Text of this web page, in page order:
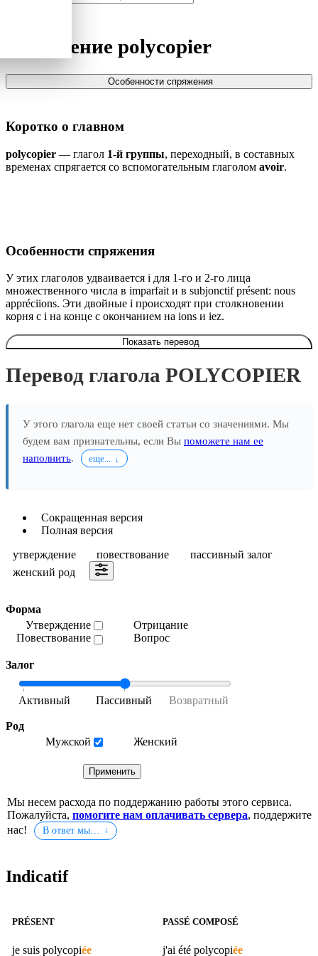
Спряжение polycopier
Особенности спряжения
Коротко о главном
polycopier — глагол 1-й группы, переходный, в составных
временах спрягается со вспомогательным глаголом avoir.
Особенности спряжения
У этих глаголов удваивается i для 1-го и 2-го лица
множественного числа в imparfait и в subjonctif présent: nous
appréciions. Эти двойные i происходят при столкновении
корня с i на конце с окончанием на ions и iez.
Показать перевод
Перевод глагола POLYCOPIER
У этого глагола еще нет своей статьи со значениями. Мы
будем вам признательны, если Вы поможете нам ее
наполнить. еще...
Сокращенная версия
Полная версия
утверждение
повествование
пассивный залог
женский род
Форма
Утверждение
Повествование
Отрицание
Вопрос
Залог
Род
Мужской
Женский
Мы несем расхода по поддержанию работы этого сервиса.
Пожалуйста, помогите нам оплачивать сервера, поддержите
нас!
В ответ мы…
Indicatif
PRÉSENT
je suis polycopiée
PASSÉ COMPOSÉ
j'ai été polycopiée